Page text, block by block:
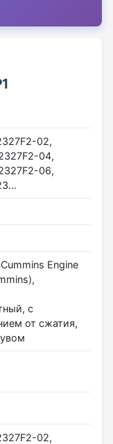
02,
04,
06,
Engine
с
от сжатия,
02,